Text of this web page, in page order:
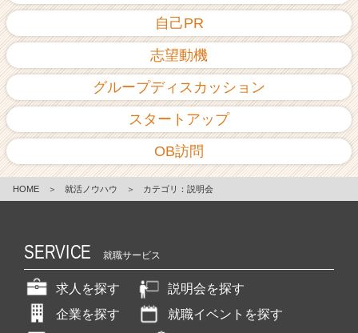
自己PR
志望動機
グループディスカッション
スタートアップ
OB訪問
HOME ＞ 就活ノウハウ ＞ カテゴリ：説明会
SERVICE 就職サービス
求人を探す
説明会を探す
企業を探す
就職イベントを探す